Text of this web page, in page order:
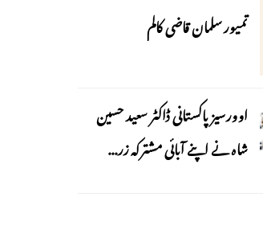
تمیور سلمان قاضی کالم
اوورسیز پاکستانی ڈاکٹر سعید حسین
شاہ نے اپنے آبائی مشترکہ زر...